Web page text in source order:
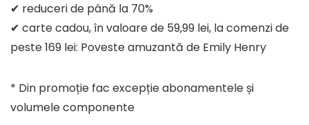
✔ reduceri de până la 70%
✔ carte cadou, în valoare de 59,99 lei, la comenzi de
peste 169 lei: Poveste amuzantă de Emily Henry
* Din promoție fac excepție abonamentele și
volumele componente